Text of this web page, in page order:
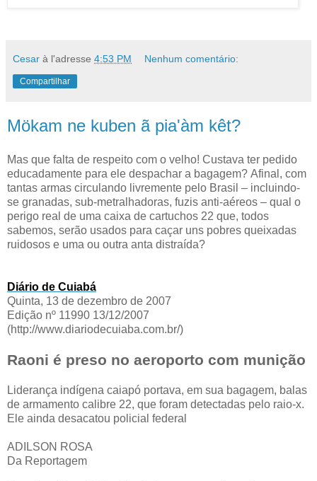
Cesar à l'adresse 4:53 PM Nenhum comentário:
Compartilhar
Mökam ne kuben ã pia'àm kêt?
Mas que falta de respeito com o velho! Custava ter pedido
educadamente para ele despachar a bagagem? Afinal, com
tantas armas circulando livremente pelo Brasil – incluindo-
se granadas, sub-metralhadoras, fuzis anti-aéreos – qual o
perigo real de uma caixa de cartuchos 22 que, todos
sabemos, serão usados para caçar uns pobres queixadas
ruidosos e uma ou outra anta distraída?
Diário de Cuiabá
Quinta, 13 de dezembro de 2007
Edição nº 11990 13/12/2007
(http://www.diariodecuiaba.com.br/)
Raoni é preso no aeroporto com munição
Liderança indígena caiapó portava, em sua bagagem, balas
de armamento calibre 22, que foram detectadas pelo raio-x.
Ele ainda desacatou policial federal
ADILSON ROSA
Da Reportagem